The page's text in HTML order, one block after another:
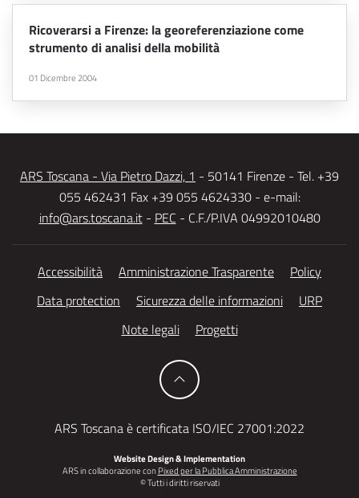
Ricoverarsi a Firenze: la georeferenziazione come
strumento di analisi della mobilità
01 Dicembre 2004
ARS Toscana - Via Pietro Dazzi, 1 - 50141 Firenze - Tel. +39
055 462431 Fax +39 055 4624330 - e-mail:
info@ars.toscana.it- PEC - C.F./P.IVA 04992010480
Accessibilità Amministrazione Trasparente
Policy
Data protection
Sicurezza delle informazioni
URP
Note legali
Progetti
ARS Toscana è certificata ISO/IEC 27001:2022
Website Design & Implementation
ARS in collaborazione conPixed per la Pubblica Amministrazione
© Tutti i diritti riservati